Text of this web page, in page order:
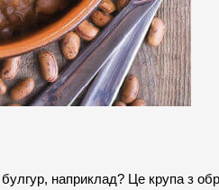
наприклад? Це крупа з